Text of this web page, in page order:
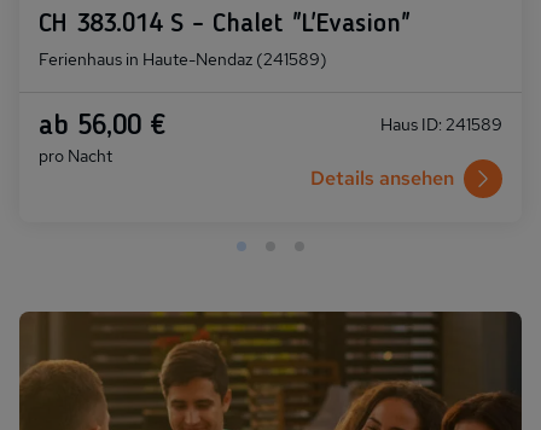
CH 383.014 S - Chalet "L'Evasion"
Ferienhaus in Haute-Nendaz (241589)
ab 56,00 €
pro Nacht
Haus ID: 241589
Details ansehen